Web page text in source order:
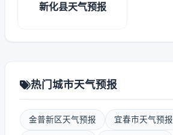
新化县天气预报
热门城市天气预报
金普新区天气预报 宜春市天气预报